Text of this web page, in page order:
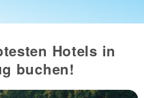
Hotels in
buchen!